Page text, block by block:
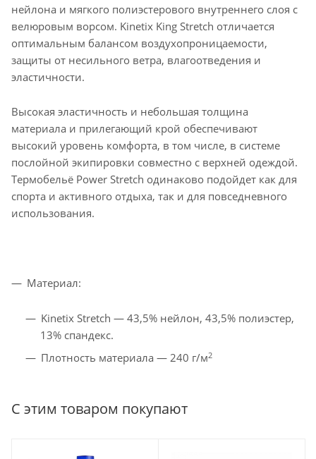
нейлона и мягкого полиэстерового внутреннего слоя с
велюровым ворсом. Kinetix King Stretch отличается
оптимальным балансом воздухопроницаемости,
защиты от несильного ветра, влагоотведения и
эластичности.
Высокая эластичность и небольшая толщина
материала и прилегающий крой обеспечивают
высокий уровень комфорта, в том числе, в системе
послойной экипировки совместно с верхней одеждой.
Термобельё Power Stretch одинаково подойдет как для
спорта и активного отдыха, так и для повседневного
использования.
Материал:
Kinetix Stretch — 43,5% нейлон, 43,5% полиэстер,
13% спандекс.
Плотность материала — 240 г/м2
С этим товаром покупают